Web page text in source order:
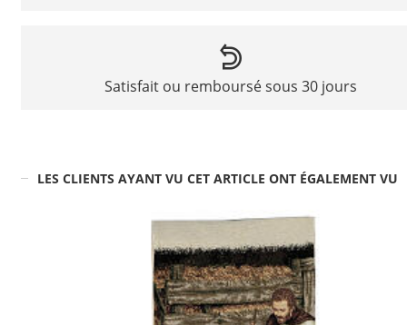
Satisfait ou remboursé sous 30 jours
LES CLIENTS AYANT VU CET ARTICLE ONT ÉGALEMENT VU